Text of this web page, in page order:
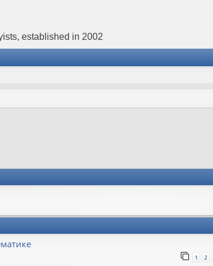
established in 2002
1 2